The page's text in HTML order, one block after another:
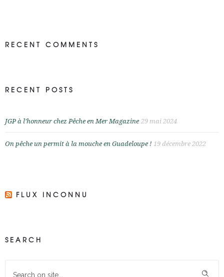
RECENT COMMENTS
RECENT POSTS
JGP à l’honneur chez Pêche en Mer Magazine 29 mai 2024
On pêche un permit à la mouche en Guadeloupe ! 19 décembre 2022
FLUX INCONNU
SEARCH